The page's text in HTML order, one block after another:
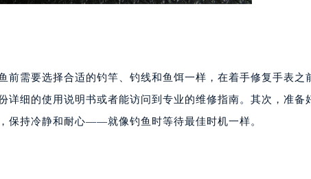
前需要选择合适的钓竿、钓线和鱼饵一样，在着手修复手表之
详细的使用说明书或者能访问到专业的维修指南。其次，准备
保持冷静和耐心——就像钓鱼时等待最佳时机一样。